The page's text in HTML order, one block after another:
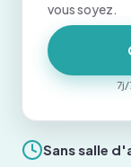
Sans salle
vous soyez.
7j/